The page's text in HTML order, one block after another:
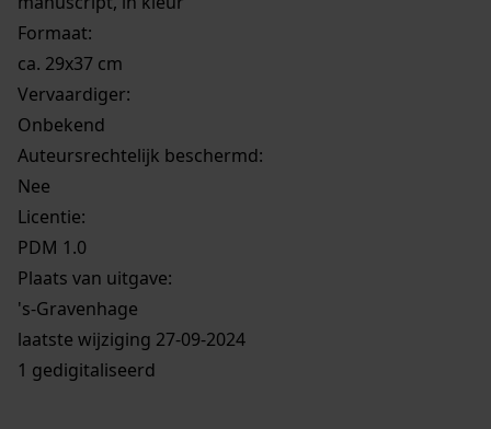
Formaat:
ca. 29x37 cm
Vervaardiger:
Onbekend
Auteursrechtelijk beschermd:
Nee
Licentie:
PDM 1.0
Plaats van uitgave:
's-Gravenhage
laatste wijziging 27-09-2024
1 gedigitaliseerd